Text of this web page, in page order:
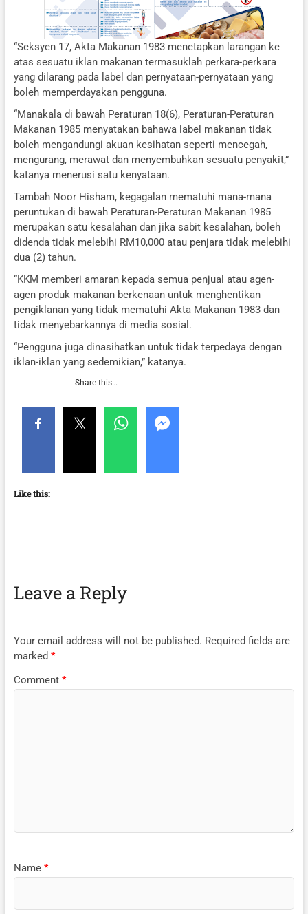
“Seksyen 17, Akta Makanan 1983 menetapkan larangan ke
atas sesuatu iklan makanan termasuklah perkara-perkara
yang dilarang pada label dan pernyataan-pernyataan yang
boleh memperdayakan pengguna.
“Manakala di bawah Peraturan 18(6), Peraturan-Peraturan
Makanan 1985 menyatakan bahawa label makanan tidak
boleh mengandungi akuan kesihatan seperti mencegah,
mengurang, merawat dan menyembuhkan sesuatu penyakit,”
katanya menerusi satu kenyataan.
Tambah Noor Hisham, kegagalan mematuhi mana-mana
peruntukan di bawah Peraturan-Peraturan Makanan 1985
merupakan satu kesalahan dan jika sabit kesalahan, boleh
didenda tidak melebihi RM10,000 atau penjara tidak melebihi
dua (2) tahun.
“KKM memberi amaran kepada semua penjual atau agen-
agen produk makanan berkenaan untuk menghentikan
pengiklanan yang tidak mematuhi Akta Makanan 1983 dan
tidak menyebarkannya di media sosial.
“Pengguna juga dinasihatkan untuk tidak terpedaya dengan
iklan-iklan yang sedemikian,” katanya.
Share this…
Like this:
Leave a Reply
Your email address will not be published. Required fields are
marked *
Comment *
Name *